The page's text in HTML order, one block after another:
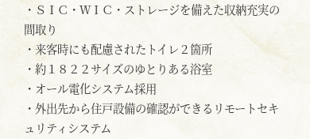
・ＳＩＣ・ＷＩＣ・ストレージを備えた収納充実の
間取り
・来客時にも配慮されたトイレ２箇所
・約１８２２サイズのゆとりある浴室
・オール電化システム採用
・外出先から住戸設備の確認ができるリモートセキ
ュリティシステム